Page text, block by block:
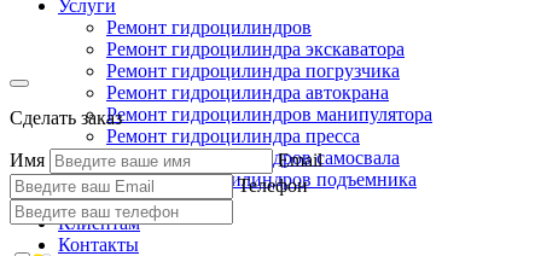
Услуги
Ремонт гидроцилиндров
Ремонт гидроцилиндра экскаватора
Ремонт гидроцилиндра погрузчика
Ремонт гидроцилиндра автокрана
Ремонт гидроцилиндров манипулятора
Ремонт гидроцилиндра пресса
Ремонт гидроцилиндров самосвала
Ремонт гидроцилиндров подъемника
Производство
Клиентам
Контакты
Сделать заказ
Имя
Email
Телефон